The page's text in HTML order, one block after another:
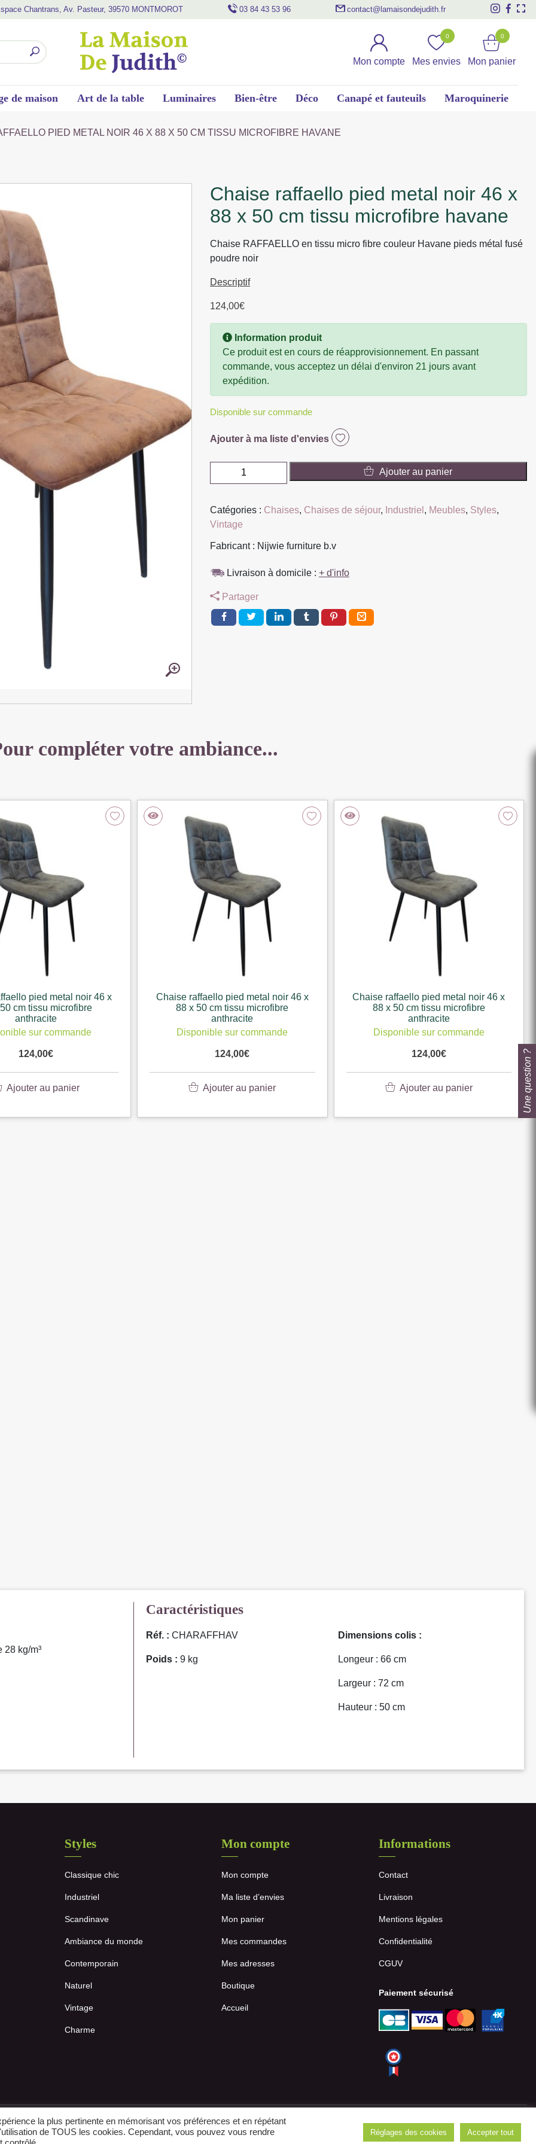
Chantrans, Av. Pasteur, 39570 MONTMOROT 03 84 43 53 96 contact@lamaisondejudith.fr
Mon compte Mes envies
0
Mon panier
0
de maison Art de la table Luminaires Bien-être Déco Canapé et fauteuils Maroquinerie
PIED METAL NOIR 46 X 88 X 50 CM TISSU MICROFIBRE HAVANE
chaise raffaello pied metal noir 46 x
88 x 50 cm tissu microfibre havane
Chaise RAFFAELLO en tissu micro fibre couleur Havane pieds métal fusé
poudre noir
Descriptif
124,00€
Information produit
Ce produit est en cours de réapprovisionnement. En passant
commande, vous acceptez un délai d'environ 21 jours avant
expédition.
Disponible sur commande
Ajouter à ma liste d'envies
quantité
de
RAFFAELLO
PIED
METAL
46
88
X
50
Ajouter au panier
Catégories : Chaises, Chaises de séjour, Industriel , Meubles, Styles,
Vintage
Fabricant : Nijwie furniture b.v
Livraison à domicile : + d'info
Partager
compléter votre ambiance...
pied metal noir 46 x
cm tissu microfibre
anthracite
sur commande
124,00€
Ajouter au panier
Chaise raffaello pied metal noir 46 x
88 x 50 cm tissu microfibre
anthracite
Disponible sur commande
124,00€
Ajouter au panier
Chaise raffaello pied metal noir 46 x
88 x 50 cm tissu microfibre
anthracite
Disponible sur commande
124,00€
Ajouter au panier
28 kg/m³
Caractéristiques
Réf. : CHARAFFHAV
Poids : 9 kg
Dimensions colis :
Longeur : 66 cm
Largeur : 72 cm
Hauteur : 50 cm
Styles
Classique chic
Industriel
Scandinave
Ambiance du monde
Contemporain
Naturel
Vintage
Charme
Mon compte
Mon compte
Ma liste d’envies
Mon panier
Mes commandes
Mes adresses
Boutique
Accueil
Informations
Contact
Livraison
Mentions légales
Confidentialité
CGUV
Paiement sécurisé
© 2022-2026 -E-boutique créée par IDCOMWEB avec
Une question ?
la plus pertinente en mémorisant vos préférences et en répétant
de TOUS les cookies. Cependant, vous pouvez vous rendre
Réglages des cookies Accepter tout